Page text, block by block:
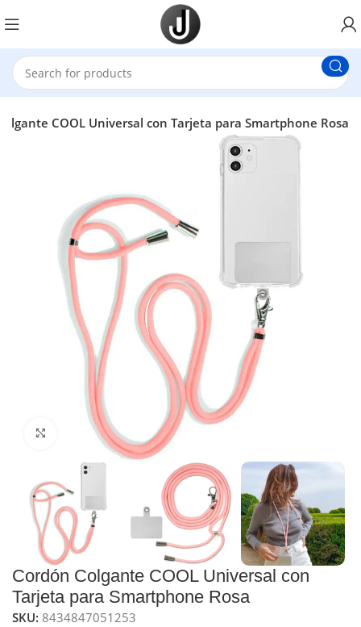
COOL Universal con Tarjeta para Smartphone Rosa
Click to enlarge
Cordón Colgante COOL Universal con
Tarjeta para Smartphone Rosa
SKU:8434847051253